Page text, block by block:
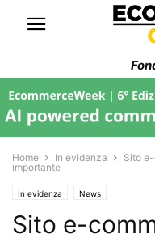
Home In evidenza
Sito
importante
In evidenza News
Sito e-